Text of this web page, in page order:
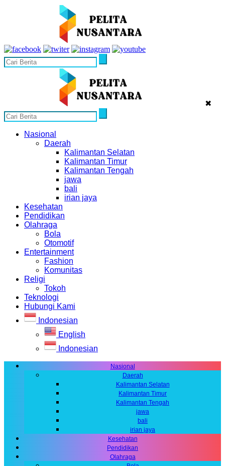
✖
Nasional
Daerah
Kalimantan Selatan
Kalimantan Timur
Kalimantan Tengah
jawa
bali
irian jaya
Kesehatan
Pendidikan
Olahraga
Bola
Otomotif
Entertainment
Fashion
Komunitas
Religi
Tokoh
Teknologi
Hubungi Kami
Indonesian
English
Indonesian
Nasional
Daerah
Kalimantan Selatan
Kalimantan Timur
Kalimantan Tengah
jawa
bali
irian jaya
Kesehatan
Pendidikan
Olahraga